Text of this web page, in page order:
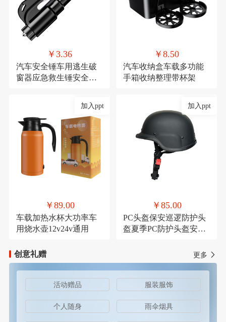
￥3.36
汽车安全锤车用逃生破
窗器应急救生锤安全带
￥8.50
汽车收纳盒车载多功能
手箱收纳整理带杯架
加入ppt
￥89.00
车载加热水杯大功率车
用烧水壶12v24v通用
加入ppt
￥85.00
PC头盔保安巡逻防护头
盔夏季PC防护头盔安保
创意礼赠
更多
活动赠品 服装服饰
个人随身 雨伞烟具